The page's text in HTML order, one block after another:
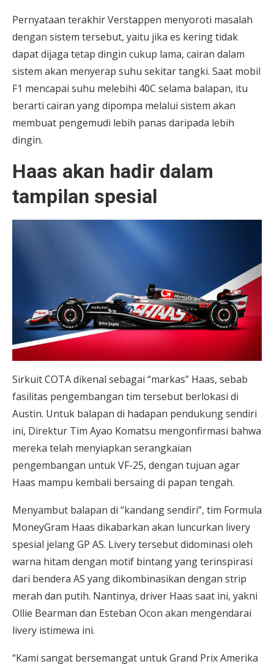
Pernyataan terakhir Verstappen menyoroti masalah
dengan sistem tersebut, yaitu jika es kering tidak
dapat dijaga tetap dingin cukup lama, cairan dalam
sistem akan menyerap suhu sekitar tangki. Saat mobil
F1 mencapai suhu melebihi 40C selama balapan, itu
berarti cairan yang dipompa melalui sistem akan
membuat pengemudi lebih panas daripada lebih
dingin.
Haas akan hadir dalam
tampilan spesial
Sirkuit COTA dikenal sebagai “markas” Haas, sebab
fasilitas pengembangan tim tersebut berlokasi di
Austin. Untuk balapan di hadapan pendukung sendiri
ini, Direktur Tim Ayao Komatsu mengonfirmasi bahwa
mereka telah menyiapkan serangkaian
pengembangan untuk VF-25, dengan tujuan agar
Haas mampu kembali bersaing di papan tengah.
Menyambut balapan di “kandang sendiri”, tim Formula
MoneyGram Haas dikabarkan akan luncurkan livery
spesial jelang GP AS. Livery tersebut didominasi oleh
warna hitam dengan motif bintang yang terinspirasi
dari bendera AS yang dikombinasikan dengan strip
merah dan putih. Nantinya, driver Haas saat ini, yakni
Ollie Bearman dan Esteban Ocon akan mengendarai
livery istimewa ini.
“Kami sangat bersemangat untuk Grand Prix Amerika